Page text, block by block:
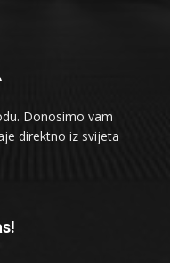
Donosimo vam
direktno iz svijeta